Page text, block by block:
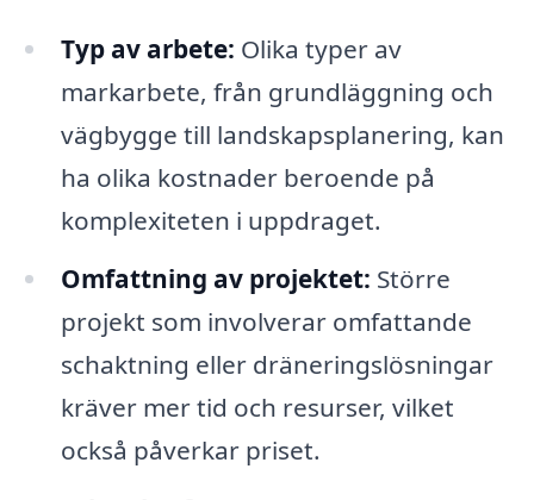
Typ av arbete: Olika typer av
markarbete, från grundläggning och
vägbygge till landskapsplanering, kan
ha olika kostnader beroende på
komplexiteten i uppdraget.
Omfattning av projektet: Större
projekt som involverar omfattande
schaktning eller dräneringslösningar
kräver mer tid och resurser, vilket
också påverkar priset.